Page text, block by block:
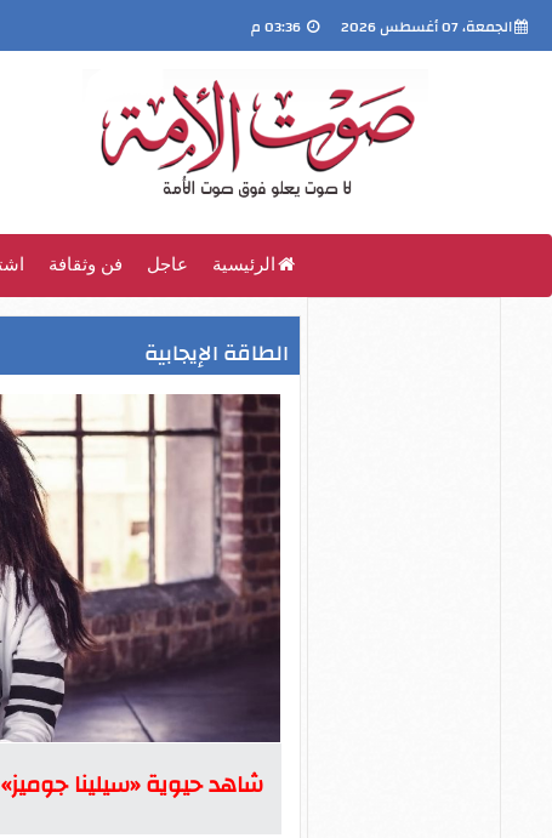
الجمعة، 07 أغسطس 2026
الرئيسية عاجل فن وثقافة
الطاقة الإيجابية
شاهد حيوية «سيلينا جوميز»